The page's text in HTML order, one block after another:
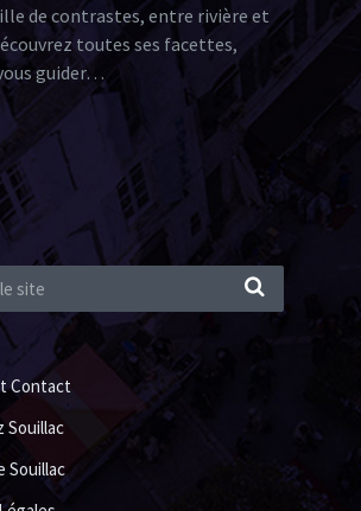
de contrastes, entre rivière et
toutes ses facettes,
guider…
Contact
Souillac
Souillac